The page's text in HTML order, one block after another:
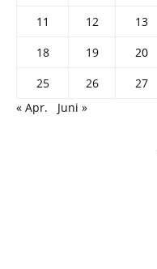
11
12 13
18
19 20
25
26 27
« Apr.
Juni »